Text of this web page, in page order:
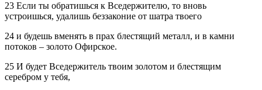
23 Если ты обратишься к Вседержителю, то вновь
устроишься, удалишь беззаконие от шатра твоего
24 и будешь вменять в прах блестящий металл, и в камни
потоков – золото Офирское.
25 И будет Вседержитель твоим золотом и блестящим
серебром у тебя,